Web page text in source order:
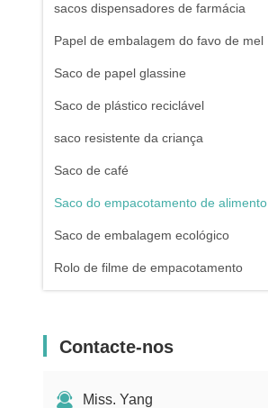
sacos dispensadores de farmácia
Papel de embalagem do favo de mel
Saco de papel glassine
Saco de plástico reciclável
saco resistente da criança
Saco de café
Saco do empacotamento de alimento
Saco de embalagem ecológico
Rolo de filme de empacotamento
Contacte-nos
Miss. Yang